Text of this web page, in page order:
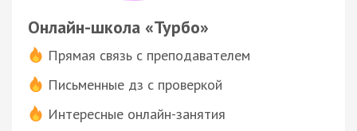
Онлайн-школа «Турбо»
Прямая связь с преподавателем
Письменные дз с проверкой
Интересные онлайн-занятия